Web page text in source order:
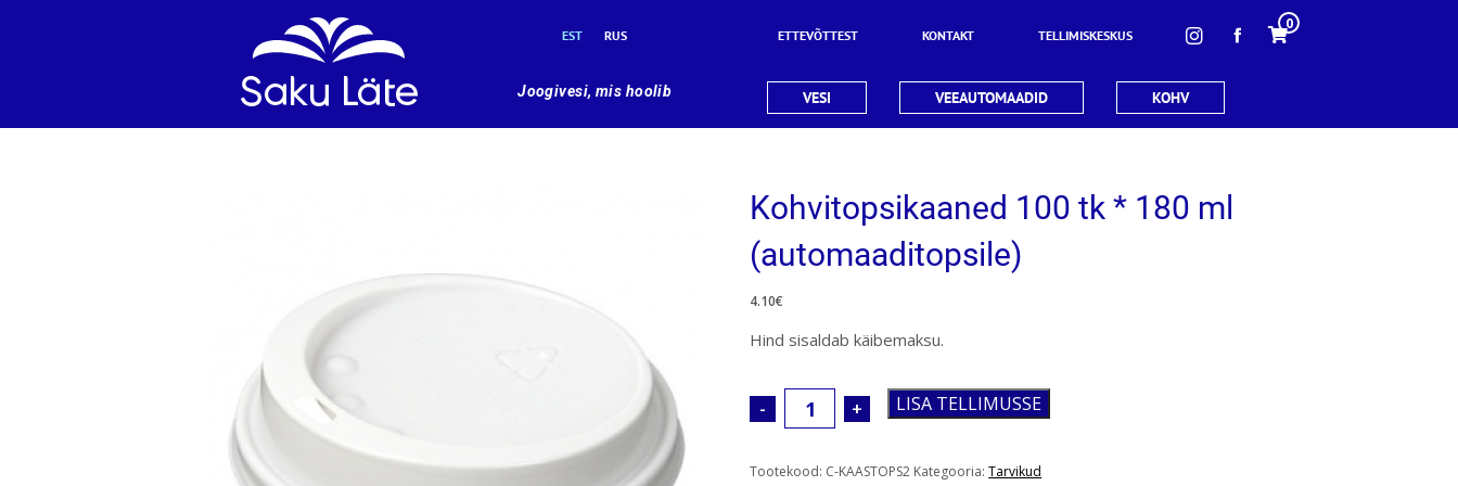
EST RUS
Joogivesi, mis hoolib
ETTEVÕTTEST KONTAKT TELLIMISKESKUS
VESI VEEAUTOMAADID KOHV
0
Kohvitopsikaaned 100 tk * 180 ml
(automaaditopsile)
4.10€
Hind sisaldab käibemaksu.
Kohvitopsikaaned
tk
LISA TELLIMUSSE
Tootekood: C-KAASTOPS2 Kategooria:Tarvikud